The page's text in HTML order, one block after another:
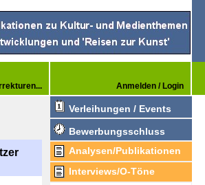
Anmelden / Login
Verleihungen / Events
Bewerbungsschluss
Analysen/Publikationen
Interviews/O-Töne